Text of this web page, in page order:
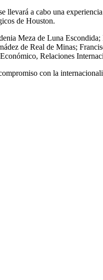
llevará a cabo una
de Houston.
Meza de Luna
de Real de Minas;
Relaciones
con la